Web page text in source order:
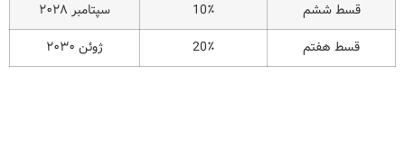
قسط ششم
10٪
سپتامبر ۲۰۲۸
قسط هفتم
20٪ ژوئن ۲۰۳۰